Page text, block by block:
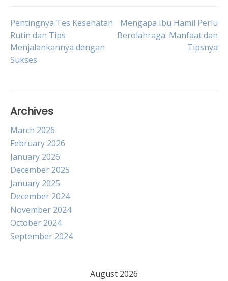
Post
navigation
Pentingnya Tes Kesehatan
Rutin dan Tips
Menjalankannya dengan
Sukses
Mengapa Ibu Hamil Perlu
Berolahraga: Manfaat dan
Tipsnya
Archives
March 2026
February 2026
January 2026
December 2025
January 2025
December 2024
November 2024
October 2024
September 2024
August 2026